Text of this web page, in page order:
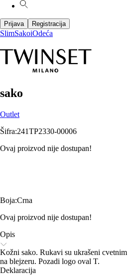
Prijava Registracija
SlimSakoiOdeća
sako
Outlet
Šifra:241TP2330-00006
Ovaj proizvod nije dostupan!
Boja:Crna
Ovaj proizvod nije dostupan!
Opis
Kožni sako. Rukavi su ukrašeni
na blejzeru. Pozadi logo oval T.
Deklaracija